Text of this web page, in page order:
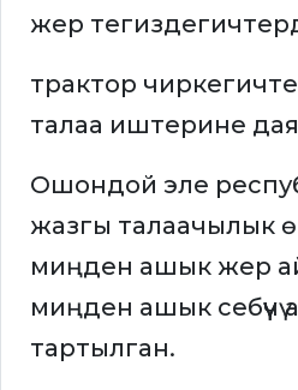
жер
трактор
талаа иштерине
Ошондой эле
жазгы талаачылык
миңден ашык жер
миңден ашык себүүчү
тартылган.